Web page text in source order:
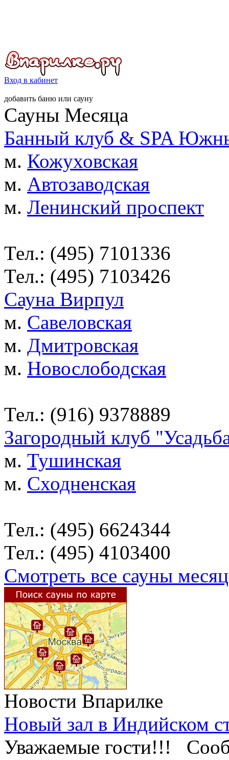
Вход в кабинет
добавить баню или сауну
Сауны Месяца
Банный клуб & SPA
м. Кожуховская
м. Автозаводская
м. Ленинский проспект
Тел.: (495) 7101336
Тел.: (495) 7103426
Сауна Вирпул
м. Савеловская
м. Дмитровская
м. Новослободская
Тел.: (916) 9378889
Загородный клуб
м. Тушинская
м. Сходненская
Тел.: (495) 6624344
Тел.: (495) 4103400
Смотреть все сауны
Новости Впарилке
Новый зал в Индийском
Уважаемые гости!!!